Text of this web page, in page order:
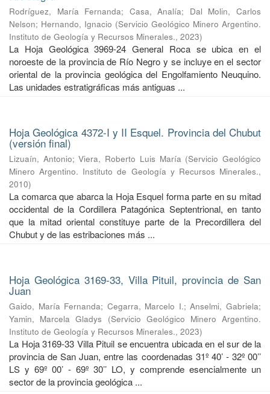
Rodríguez, María Fernanda; Casa, Analía; Dal Molin, Carlos
Nelson; Hernando, Ignacio (Servicio Geológico Minero Argentino.
Instituto de Geología y Recursos Minerales., 2023)
La Hoja Geológica 3969-24 General Roca se ubica en el
noroeste de la provincia de Río Negro y se incluye en el sector
oriental de la provincia geológica del Engolfamiento Neuquino.
Las unidades estratigráficas más antiguas ...
Hoja Geológica 4372-I y II Esquel. Provincia del Chubut
(versión final)
Lizuaín, Antonio;Viera, Roberto Luis María (Servicio Geológico
Minero Argentino. Instituto de Geología y Recursos Minerales.,
2010)
La comarca que abarca la Hoja Esquel forma parte en su mitad
occidental de la Cordillera Patagónica Septentrional, en tanto
que la mitad oriental constituye parte de la Precordillera del
Chubut y de las estribaciones más ...
Hoja Geológica 3169-33, Villa Pituil, provincia de San
Juan
Gaido, María Fernanda; Cegarra, Marcelo I.;Anselmi, Gabriela;
Yamin, Marcela Gladys
(Servicio Geológico Minero Argentino.
Instituto de Geología y Recursos Minerales., 2023)
La Hoja 3169-33 Villa Pituil se encuentra ubicada en el sur de la
provincia de San Juan, entre las coordenadas 31º 40’ - 32º 00’’
LS y 69º 00’ - 69º 30’’ LO, y comprende esencialmente un
sector de la provincia geológica ...